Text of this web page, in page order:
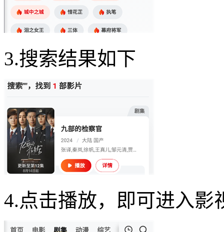
3.搜索结果如下
4.点击播放，即可进入影